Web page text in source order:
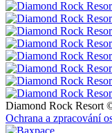
Diamond Rock Resort
Ochrana a zpracování